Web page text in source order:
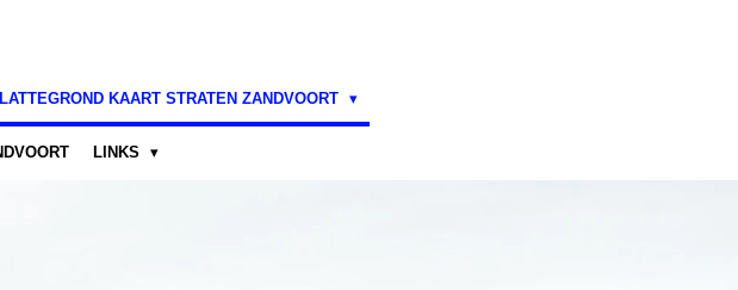
KAART STRATEN ZANDVOORT
LINKS